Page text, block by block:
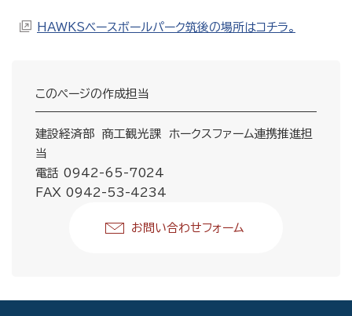
HAWKSベースボールパーク筑後の場所はコチラ。
このページの作成担当
建設経済部 商工観光課 ホークスファーム連携推進担
当
電話 0942-65-7024
FAX 0942-53-4234
お問い合わせフォーム